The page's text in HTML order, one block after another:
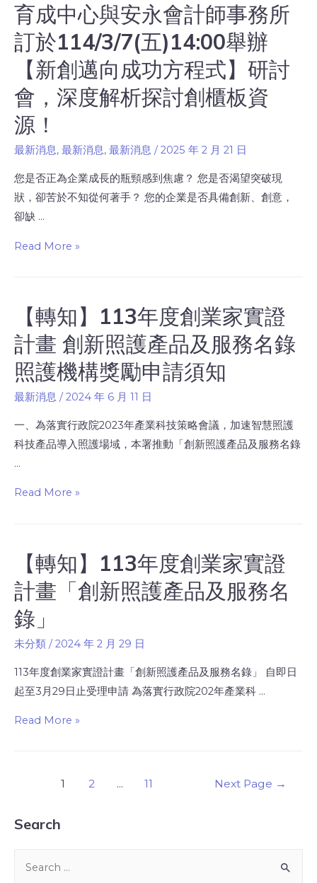
育成中心與安永會計師事務所
訂於114/3/7(五)14:00舉辦
【新創邁向成功方程式】研討
會，深度解析探討創櫃板資
源！
最新消息, 最新消息, 最新消息 / 2025 年 2 月 21 日
您是否正為企業成長的瓶頸感到焦慮？ 您是否渴望突破現
狀，卻苦於不知從何著手？ 您的企業是否具備創新、創意，
卻缺 …
Read More »
【轉知】113年度創業家實證
計畫 創新照護產品及服務名錄
照護機構獎勵申請須知
最新消息 /2024 年 6 月 11 日
一、為落實行政院2023年產業科技策略會議，加速智慧照護
科技產品導入照護場域，本署推動「創新照護產品及服務名錄
…
Read More »
【轉知】113年度創業家實證
計畫「創新照護產品及服務名
錄」
未分類 /2024 年 2 月 29 日
113年度創業家實證計畫「創新照護產品及服務名錄」 自即日
起至3月29日止受理申請 為落實行政院202年產業科 …
Read More »
1 2 ... 11 Next Page →
Search